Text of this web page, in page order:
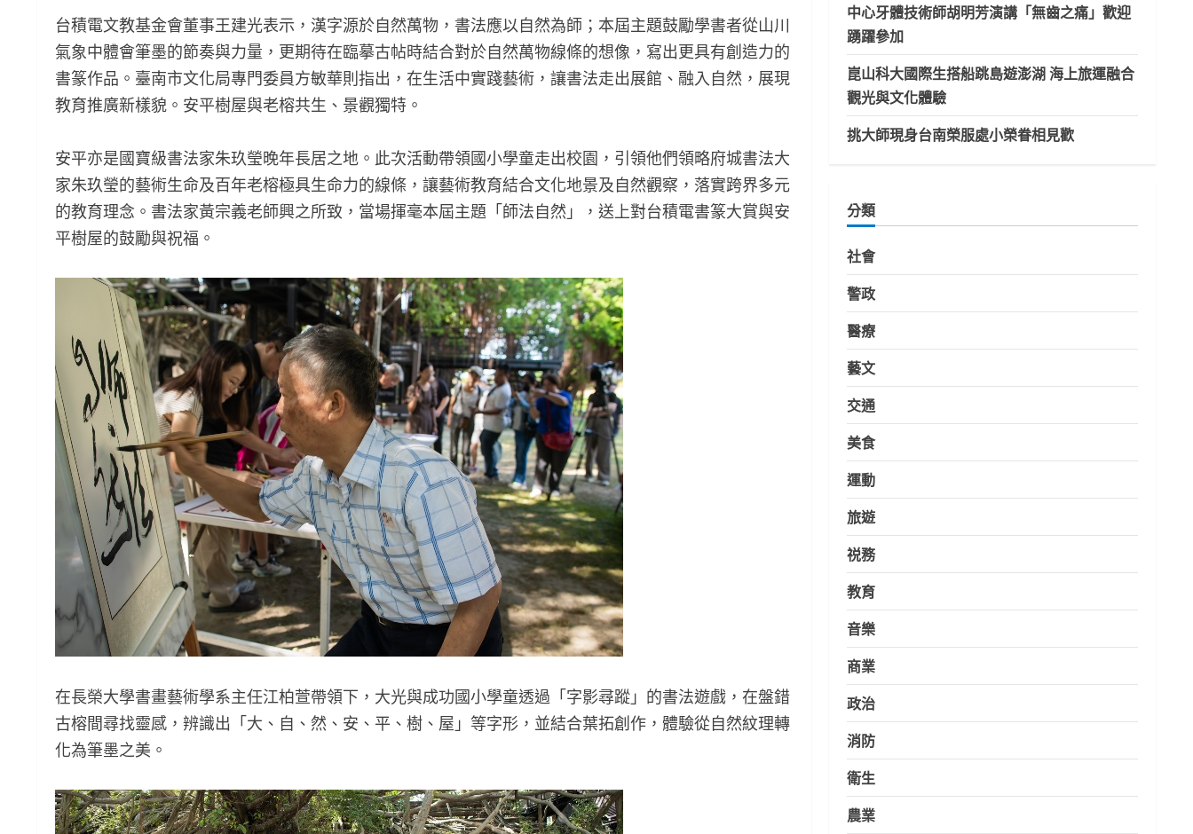
台積電文教基金會董事王建光表示，漢字源於自然萬物，書法應以自然為師；本屆主題鼓勵學書者從山川
氣象中體會筆墨的節奏與力量，更期待在臨摹古帖時結合對於自然萬物線條的想像，寫出更具有創造力的
書篆作品。臺南市文化局專門委員方敏華則指出，在生活中實踐藝術，讓書法走出展館、融入自然，展現
教育推廣新樣貌。安平樹屋與老榕共生、景觀獨特。
安平亦是國寶級書法家朱玖瑩晚年長居之地。此次活動帶領國小學童走出校園，引領他們領略府城書法大
家朱玖瑩的藝術生命及百年老榕極具生命力的線條，讓藝術教育結合文化地景及自然觀察，落實跨界多元
的教育理念。書法家黃宗義老師興之所致，當場揮毫本屆主題「師法自然」，送上對台積電書篆大賞與安
平樹屋的鼓勵與祝福。
在長榮大學書畫藝術學系主任江柏萱帶領下，大光與成功國小學童透過「字影尋蹤」的書法遊戲，在盤錯
古榕間尋找靈感，辨識出「大、自、然、安、平、樹、屋」等字形，並結合葉拓創作，體驗從自然紋理轉
化為筆墨之美。
中心牙體技術師胡明芳演講「無齒之痛」歡迎
踴躍參加
崑山科大國際生搭船跳島遊澎湖 海上旅運融合
觀光與文化體驗
挑大師現身台南榮服處小榮眷相見歡
分類
社會
警政
醫療
藝文
交通
美食
運動
旅遊
祱務
教育
音樂
商業
政治
消防
衛生
農業